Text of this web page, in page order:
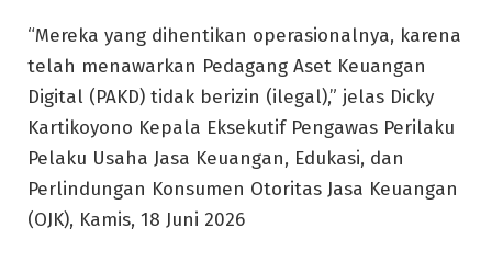
“Mereka yang dihentikan operasionalnya, karena
telah menawarkan Pedagang Aset Keuangan
Digital (PAKD) tidak berizin (ilegal),” jelas Dicky
Kartikoyono Kepala Eksekutif Pengawas Perilaku
Pelaku Usaha Jasa Keuangan, Edukasi, dan
Perlindungan Konsumen Otoritas Jasa Keuangan
(OJK), Kamis, 18 Juni 2026